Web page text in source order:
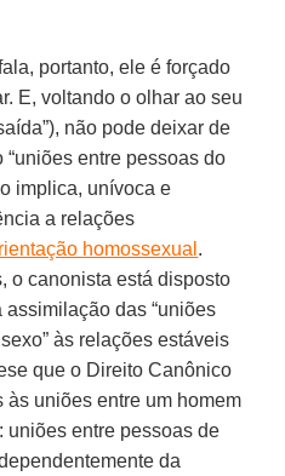
portanto, ele é forçado
E, voltando o olhar ao seu
não pode deixar de
entre pessoas do
implica, unívoca e
a relações
homossexual .
o canonista está disposto
das “uniões
às relações estáveis
que o Direito Canônico
uniões entre um homem
uniões entre pessoas de
da